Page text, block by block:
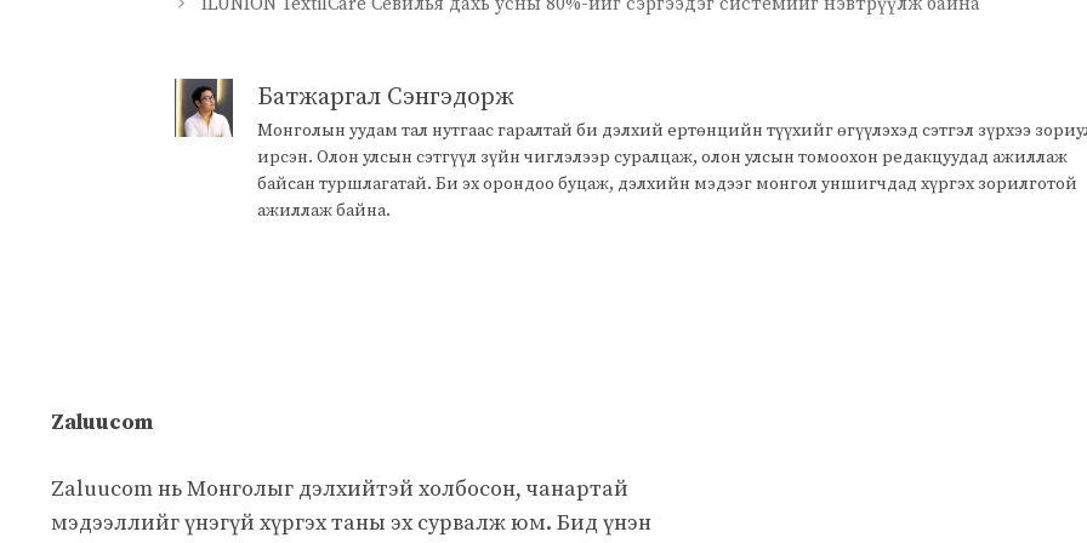
ILUNION TextilCare Севилья дахь усны 80%-ийг сэргээдэг системийг нэвтрүүлж байна
Батжаргал Сэнгэдорж
Монголын уудам тал нутгаас гаралтай би дэлхий ертөнцийн түүхийг өгүүлэхэд сэтгэл зүрхээ
ирсэн. Олон улсын сэтгүүл зүйн чиглэлээр суралцаж, олон улсын томоохон редакцуудад ажиллаж
байсан туршлагатай. Би эх орондоо буцаж, дэлхийн мэдээг монгол уншигчдад хүргэх зорилготой
ажиллаж байна.
Zaluucom
Zaluucom нь Монголыг дэлхийтэй холбосон, чанартай
мэдээллийг үнэгүй хүргэх таны эх сурвалж юм. Бид үнэн